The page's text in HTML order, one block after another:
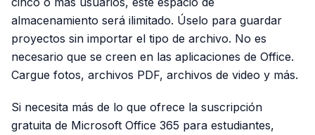
almacenamiento será ilimitado. Úselo para guardar
proyectos sin importar el tipo de archivo. No es
necesario que se creen en las aplicaciones de Office.
Cargue fotos, archivos PDF, archivos de video y más.
Si necesita más de lo que ofrece la suscripción
gratuita de Microsoft Office 365 para estudiantes,